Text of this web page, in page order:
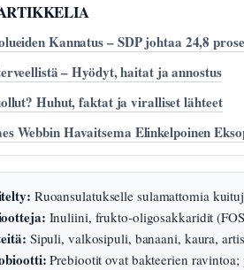
Kannatus – SDP johtaa 24,8
– Hyödyt, haitat ja annostus
Huhut, faktat ja viralliset lähteet
Webbin Havaitsema Elinkelpoinen
Ruoansulatukselle sulamattomia
Inuliini, frukto-oligosakkaridit
Sipuli, valkosipuli, banaani, kaura,
Prebiootit ovat bakteerien